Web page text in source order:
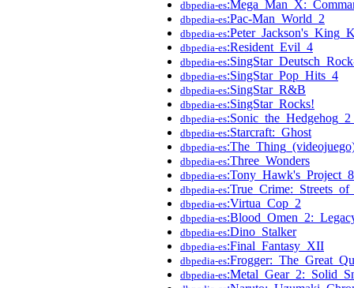
dbpedia-es
dbpedia-es:Pac-Man_World_2
dbpedia-es
dbpedia-es:Resident_Evil_4
dbpedia-es
dbpedia-es:SingStar_Pop_Hits_4
dbpedia-es:SingStar_R&B
dbpedia-es:SingStar_Rocks!
dbpedia-es
dbpedia-es:Starcraft:_Ghost
dbpedia-es
dbpedia-es:Three_Wonders
dbpedia-es:Tony_Hawk's_Project_8
dbpedia-es
dbpedia-es:Virtua_Cop_2
dbpedia-es
dbpedia-es:Dino_Stalker
dbpedia-es:Final_Fantasy_XII
dbpedia-es
dbpedia-es